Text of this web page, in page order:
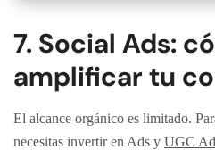
7. Social Ads:
amplificar tu
El alcance orgánico es limitado.
necesitas invertir en Ads y UGC